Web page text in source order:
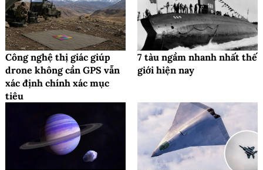
Công nghệ thị giác giúp
drone không cần GPS vẫn
xác định chính xác mục
tiêu
7 tàu ngầm nhanh nhất thế
giới hiện nay